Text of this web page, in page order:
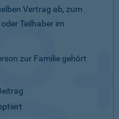
Vertrag ab, zum
Teilhaber im
zur Familie gehört